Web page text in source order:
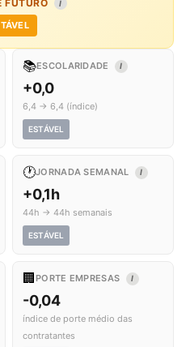
FUTURO I
📚ESCOLARIDADE I
+0,0
6,4 → 6,4 (índice)
ESTÁVEL
🕐JORNADA SEMANAL I
+0,1h
44h → 44h semanais
ESTÁVEL
🏢 PORTE EMPRESAS I
-0,04
índice de porte médio das
contratantes